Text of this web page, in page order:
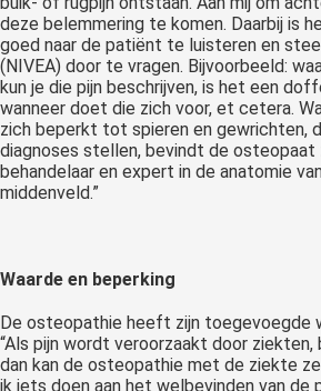
deze belemmering te komen. Daarbij is
goed naar de patiënt te luisteren en
(NIVEA) door te vragen. Bijvoorbeeld:
kun je die pijn beschrijven, is het een
wanneer doet die zich voor, et cetera.
zich beperkt tot spieren en gewrichten,
diagnoses stellen, bevindt de osteopaat
behandelaar en expert in de anatomie
middenveld.”
Waarde en beperking
De osteopathie heeft zijn toegevoegde
“Als pijn wordt veroorzaakt door ziekten,
dan kan de osteopathie met de ziekte
ik iets doen aan het welbevinden van de